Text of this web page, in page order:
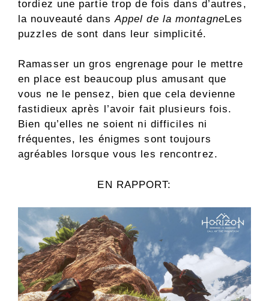
tordiez une partie trop de fois dans d’autres,
la nouveauté dansAppel de la montagneLes
puzzles de sont dans leur simplicité.
Ramasser un gros engrenage pour le mettre
en place est beaucoup plus amusant que
vous ne le pensez, bien que cela devienne
fastidieux après l’avoir fait plusieurs fois.
Bien qu’elles ne soient ni difficiles ni
fréquentes, les énigmes sont toujours
agréables lorsque vous les rencontrez.
EN RAPPORT: